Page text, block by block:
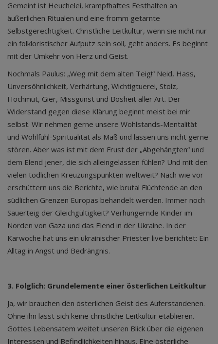
Gemeint ist Heuchelei, krampfhaftes Festhalten an
äußerlichen Ritualen und eine fromm getarnte
Selbstgerechtigkeit. Christliche Leitkultur, wenn sie nicht nur
ein folkloristischer Aufputz sein soll, geht anders. Es beginnt
mit der Umkehr von Herz und Geist.
Nochmals Paulus: „Weg mit dem alten Teig!“ Neid, Hass,
Unversöhnlichkeit, Verhärtung, Wichtigtuerei, Stolz,
Hochmut, Gier, Missgunst und Bosheit aller Art. Der
Widerstand gegen diese Klärung beginnt meist bei mir
selbst. Wir nehmen gerne unsere Wohlstands-Mentalität
und Wohlfühl-Spiritualität als Maß und lassen uns nicht gerne
stören. Aber was ist mit dem Frust der „Abgehängten“ und
dem Elend jener, die sich alleingelassen fühlen? Und mit den
vielen tödlichen Kreuzungspunkten weltweit? Nach wie vor
erschüttern uns die Berichte, wie brutal Flüchtende an den
südlichen Grenzen Europas behandelt werden. Immer noch
Sauerteig der Gleichgültigkeit? Verhungernde Kinder im
Norden von Gaza und das Elend in der Ukraine. In der
Karwoche hat uns ein ukrainischer Priester live berichtet: Ein
Alltag in Angst und Bedrängnis.
3. Folglich: Grundelemente einer österlichen Leitkultur
Ja, wir brauchen den österlichen Geist des Auferstandenen.
Ohne ihn lässt sich keine christliche Leitkultur etablieren.
Gottes Lebensatem weitet unseren Blick über die eigenen
Interessen und Befindlichkeiten hinaus. Eine österliche